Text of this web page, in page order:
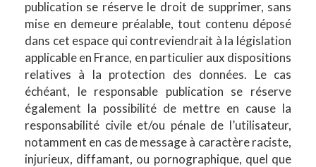
publication se réserve le droit de supprimer, sans
mise en demeure préalable, tout contenu déposé
dans cet espace qui contreviendrait à la législation
applicable en France, en particulier aux dispositions
relatives à la protection des données. Le cas
échéant, le responsable publication se réserve
également la possibilité de mettre en cause la
responsabilité civile et/ou pénale de l’utilisateur,
notamment en cas de message à caractère raciste,
injurieux, diffamant, ou pornographique, quel que